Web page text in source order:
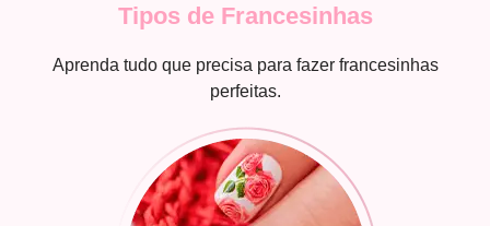
Tipos de Francesinhas
Aprenda tudo que precisa para fazer francesinhas
perfeitas.